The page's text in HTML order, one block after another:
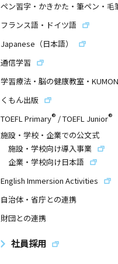
ペン習字・かきかた・筆ペン・毛
フランス語・ドイツ語
Japanese（日本語）
通信学習
学習療法・脳の健康教室・
くもん出版
TOEFL Primary® /TOEFL Junior®
施設・学校・企業での公文式
施設・学校向け導入事業
企業・学校向け日本語
English Immersion Activities
自治体・省庁との連携
財団との連携
社員採用